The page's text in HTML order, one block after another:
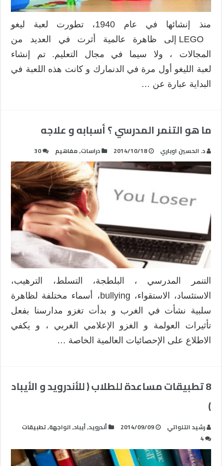
منذ إنشائها في عام 1940، تطورت لعبة ليغو
LEGO إلى ظاهرة عالمية أثرت في العديد من
المجالات ، ولا سيما في مجال التعليم. تم إنشاء
لعبة الليغو أول مرة في الدنمارك و كانت هذه اللعبة في
البداية عبارة عن …
ما هو التنمر المدرسي ؟ أسبابه و علاجه
د. الحسين اوباري 2014/10/18 دراسات,مفاهيم 30
التنمر المدرسي ، البلطجة، التسلط، الترهيب،
الاستئساد، الاستقواء، bullying، أسماء مختلفة لظاهرة
سلبية نشأت في الغرب و بدأت تغزو مدارسنا بفعل
تأثيرات العولمة و الغزو الإعلامي الغربي ، و يكفي
الاطلاع على الإحصائيات العالمية الخاصة …
8 تطبيقات مساعدة للطلاب ( للأندرويد و الأيباد
)
رشيد التلواتي 2014/09/09 أندرويد,أيباد,الواجهة,تطبيقات
4